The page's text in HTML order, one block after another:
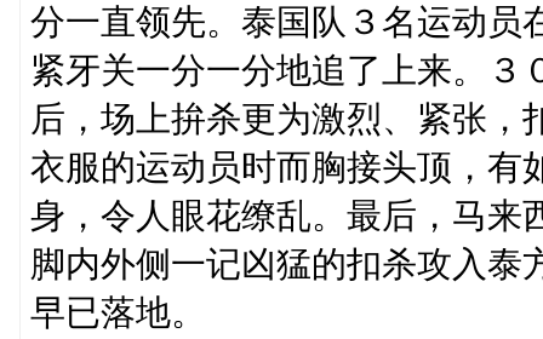
分一直领先。泰国队３名运动员
紧牙关一分一分地追了上来。３
后，场上拚杀更为激烈、紧张
衣服的运动员时而胸接头顶，有
身，令人眼花缭乱。最后，马来
脚内外侧一记凶猛的扣杀攻入泰
早已落地。